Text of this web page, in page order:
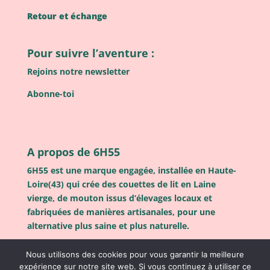
Retour et échange
Pour suivre l’aventure :
Rejoins notre newsletter
Abonne-toi
A propos de 6H55
6H55 est une marque engagée, installée en Haute-
Loire(43) qui crée des couettes de lit en Laine
vierge, de mouton issus d’élevages locaux et
fabriquées de manières artisanales, pour une
alternative plus saine et plus naturelle.
Nous utilisons des cookies pour vous garantir la meilleure
expérience sur notre site web. Si vous continuez à utiliser ce